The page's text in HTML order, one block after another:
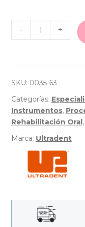
Cantidad
de
Pulidores
- +
SKU: 0035-63
Categorías:
Instrumentos,
Rehabilitación Oral,
Marca: Ultradent